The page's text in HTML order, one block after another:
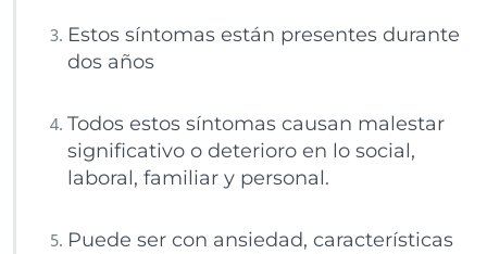
Estos síntomas están presentes durante
dos años
Todos estos síntomas causan malestar
significativo o deterioro en lo social,
laboral, familiar y personal.
Puede ser con ansiedad, características